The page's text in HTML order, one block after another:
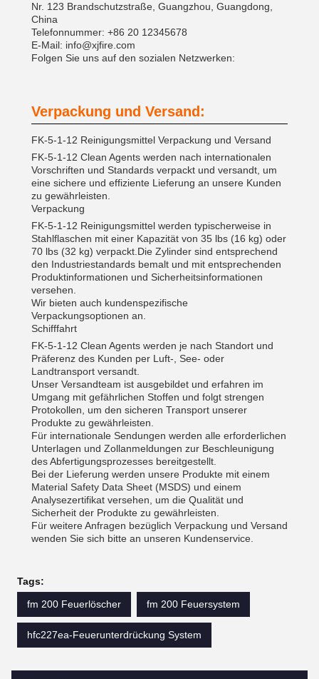
Nr. 123 Brandschutzstraße, Guangzhou, Guangdong,
China
Telefonnummer: +86 20 12345678
E-Mail: info@xjfire.com
Folgen Sie uns auf den sozialen Netzwerken:
Verpackung und Versand:
FK-5-1-12 Reinigungsmittel Verpackung und Versand
FK-5-1-12 Clean Agents werden nach internationalen
Vorschriften und Standards verpackt und versandt, um
eine sichere und effiziente Lieferung an unsere Kunden
zu gewährleisten.
Verpackung
FK-5-1-12 Reinigungsmittel werden typischerweise in
Stahlflaschen mit einer Kapazität von 35 lbs (16 kg) oder
70 lbs (32 kg) verpackt.Die Zylinder sind entsprechend
den Industriestandards bemalt und mit entsprechenden
Produktinformationen und Sicherheitsinformationen
versehen.
Wir bieten auch kundenspezifische
Verpackungsoptionen an.
Schifffahrt
FK-5-1-12 Clean Agents werden je nach Standort und
Präferenz des Kunden per Luft-, See- oder
Landtransport versandt.
Unser Versandteam ist ausgebildet und erfahren im
Umgang mit gefährlichen Stoffen und folgt strengen
Protokollen, um den sicheren Transport unserer
Produkte zu gewährleisten.
Für internationale Sendungen werden alle erforderlichen
Unterlagen und Zollanmeldungen zur Beschleunigung
des Abfertigungsprozesses bereitgestellt.
Bei der Lieferung werden unsere Produkte mit einem
Material Safety Data Sheet (MSDS) und einem
Analysezertifikat versehen, um die Qualität und
Sicherheit der Produkte zu gewährleisten.
Für weitere Anfragen bezüglich Verpackung und Versand
wenden Sie sich bitte an unseren Kundenservice.
Tags:
fm 200 Feuerlöscher
fm 200 Feuersystem
hfc227ea-Feuerunterdrückung System